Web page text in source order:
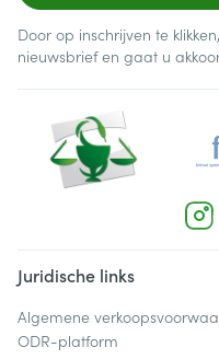
Door op inschrijven te
nieuwsbrief en gaat u
Juridische links
Algemene
ODR-platform